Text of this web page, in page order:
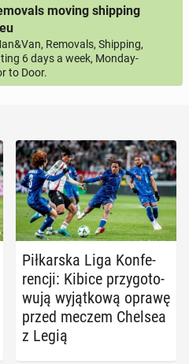
moving shipping
Removals, Shipping,
6 days a week, Monday-
to Door.
Pił­kar­ska Liga Kon­fe­
ren­cji: Kibice przy­go­to­
wu­ją wy­jąt­ko­wą oprawę
przed meczem Chelsea
z Legią